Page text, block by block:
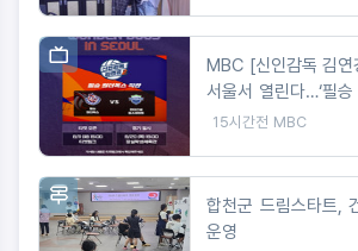
MBC [신인감독 김
서울서 열린다…‘필승
구 강호 ‘현대건설
15시간전 MBC
합천군 드림스타트,
운영